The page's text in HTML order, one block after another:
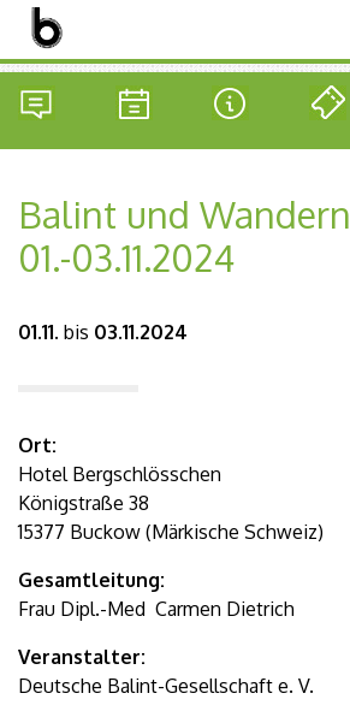
Balint und Wandern
01.-03.11.2024
01.11. bis 03.11.2024
Ort:
Hotel Bergschlösschen
Königstraße 38
15377 Buckow (Märkische Schweiz)
Gesamtleitung:
Frau Dipl.-Med Carmen Dietrich
Veranstalter:
Deutsche Balint-Gesellschaft e. V.